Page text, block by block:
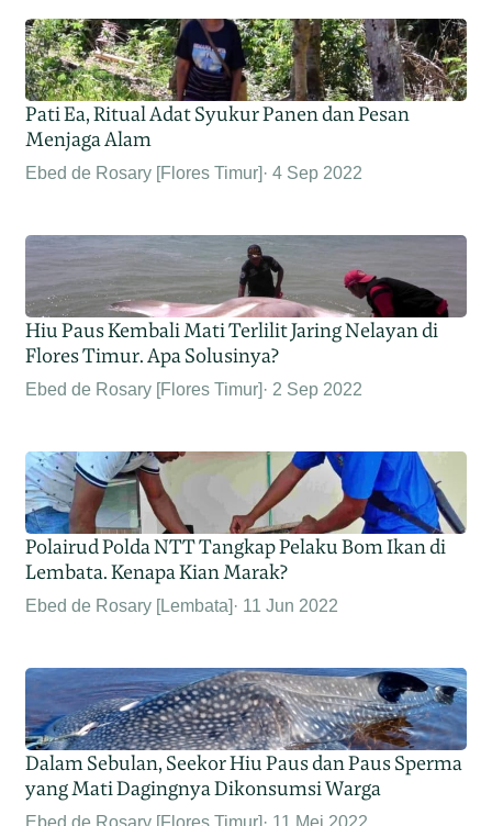
Pati Ea, Ritual Adat Syukur Panen dan Pesan
Menjaga Alam
Ebed de Rosary [Flores Timur] 4 Sep 2022
Hiu Paus Kembali Mati Terlilit Jaring Nelayan di
Flores Timur. Apa Solusinya?
Ebed de Rosary [Flores Timur] 2 Sep 2022
Polairud Polda NTT Tangkap Pelaku Bom Ikan di
Lembata. Kenapa Kian Marak?
Ebed de Rosary [Lembata] 11 Jun 2022
Dalam Sebulan, Seekor Hiu Paus dan Paus Sperma
yang Mati Dagingnya Dikonsumsi Warga
Ebed de Rosary [Flores Timur] 11 Mei 2022